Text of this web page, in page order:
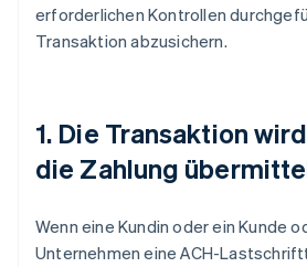
erforderlichen Kontrollen
Transaktion abzusichern.
1. Die Transaktion
die Zahlung
Wenn eine Kundin oder ein Kunde
Unternehmen eine ACH-